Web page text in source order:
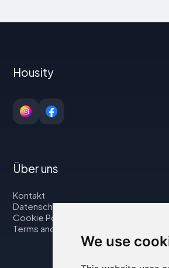
We use
Housity
Über uns
Kontakt
Datenschutzbestimmungen
Cookie Policy
Terms and Conditions